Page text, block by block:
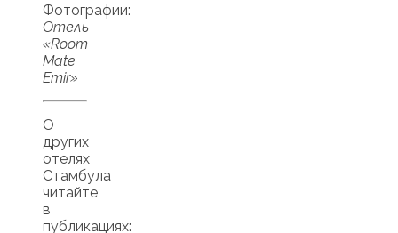
Фотографии:
Отель
«Room
Mate
Emir»
О
других
отелях
Стамбула
читайте
в
публикациях: